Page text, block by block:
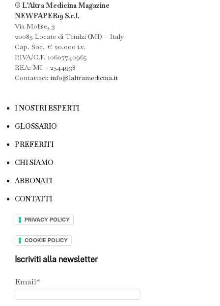
© L’Altra Medicina Magazine
NEWPAPER19 S.r.l.
Via Molise, 3
20085 Locate di Triulzi (MI) – Italy
Cap. Soc. € 20.000 i.v.
P.IVA/C.F. 10607740965
REA: MI – 2544938
Contattaci: info@laltramedicina.it
I NOSTRI ESPERTI
GLOSSARIO
PREFERITI
CHI SIAMO
ABBONATI
CONTATTI
PRIVACY POLICY
COOKIE POLICY
Iscriviti alla newsletter
Email*